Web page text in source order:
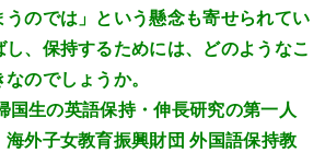
のでは」という懸念も寄せられてい
し、保持するためには、どのようなこ
のでしょうか。
生の英語保持・伸長研究の第一人
外子女教育振興財団 外国語保持教